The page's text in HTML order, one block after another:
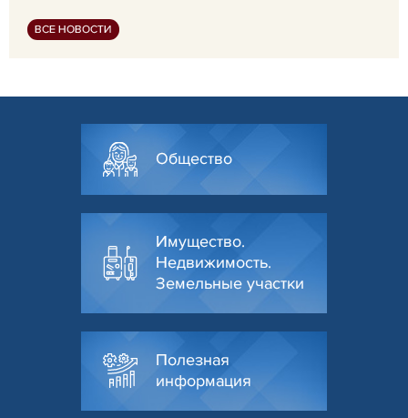
ВСЕ НОВОСТИ
Общество
Имущество.
Недвижимость.
Земельные участки
Полезная
информация